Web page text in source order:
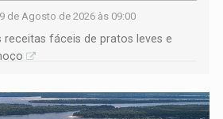
de Agosto de 2026 às 09:00
receitas fáceis de pratos leves e